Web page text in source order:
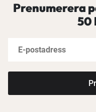
Prenumerera
50